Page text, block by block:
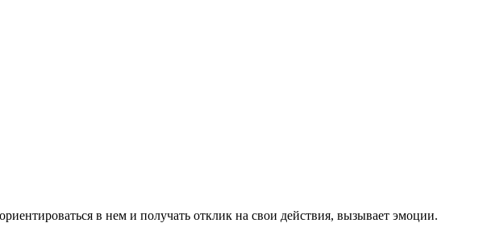
в нем и получать отклик на свои действия, вызывает эмоции.